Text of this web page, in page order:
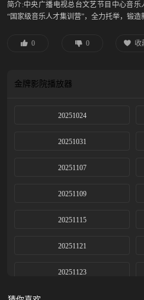
简介:中央广播电视总台文艺节目中心音
“国家级音乐人才集训营”，全力托举，锻造
0 0 收
金牌影院播放器
20251024
20251031
20251107
20251109
20251115
20251121
20251123